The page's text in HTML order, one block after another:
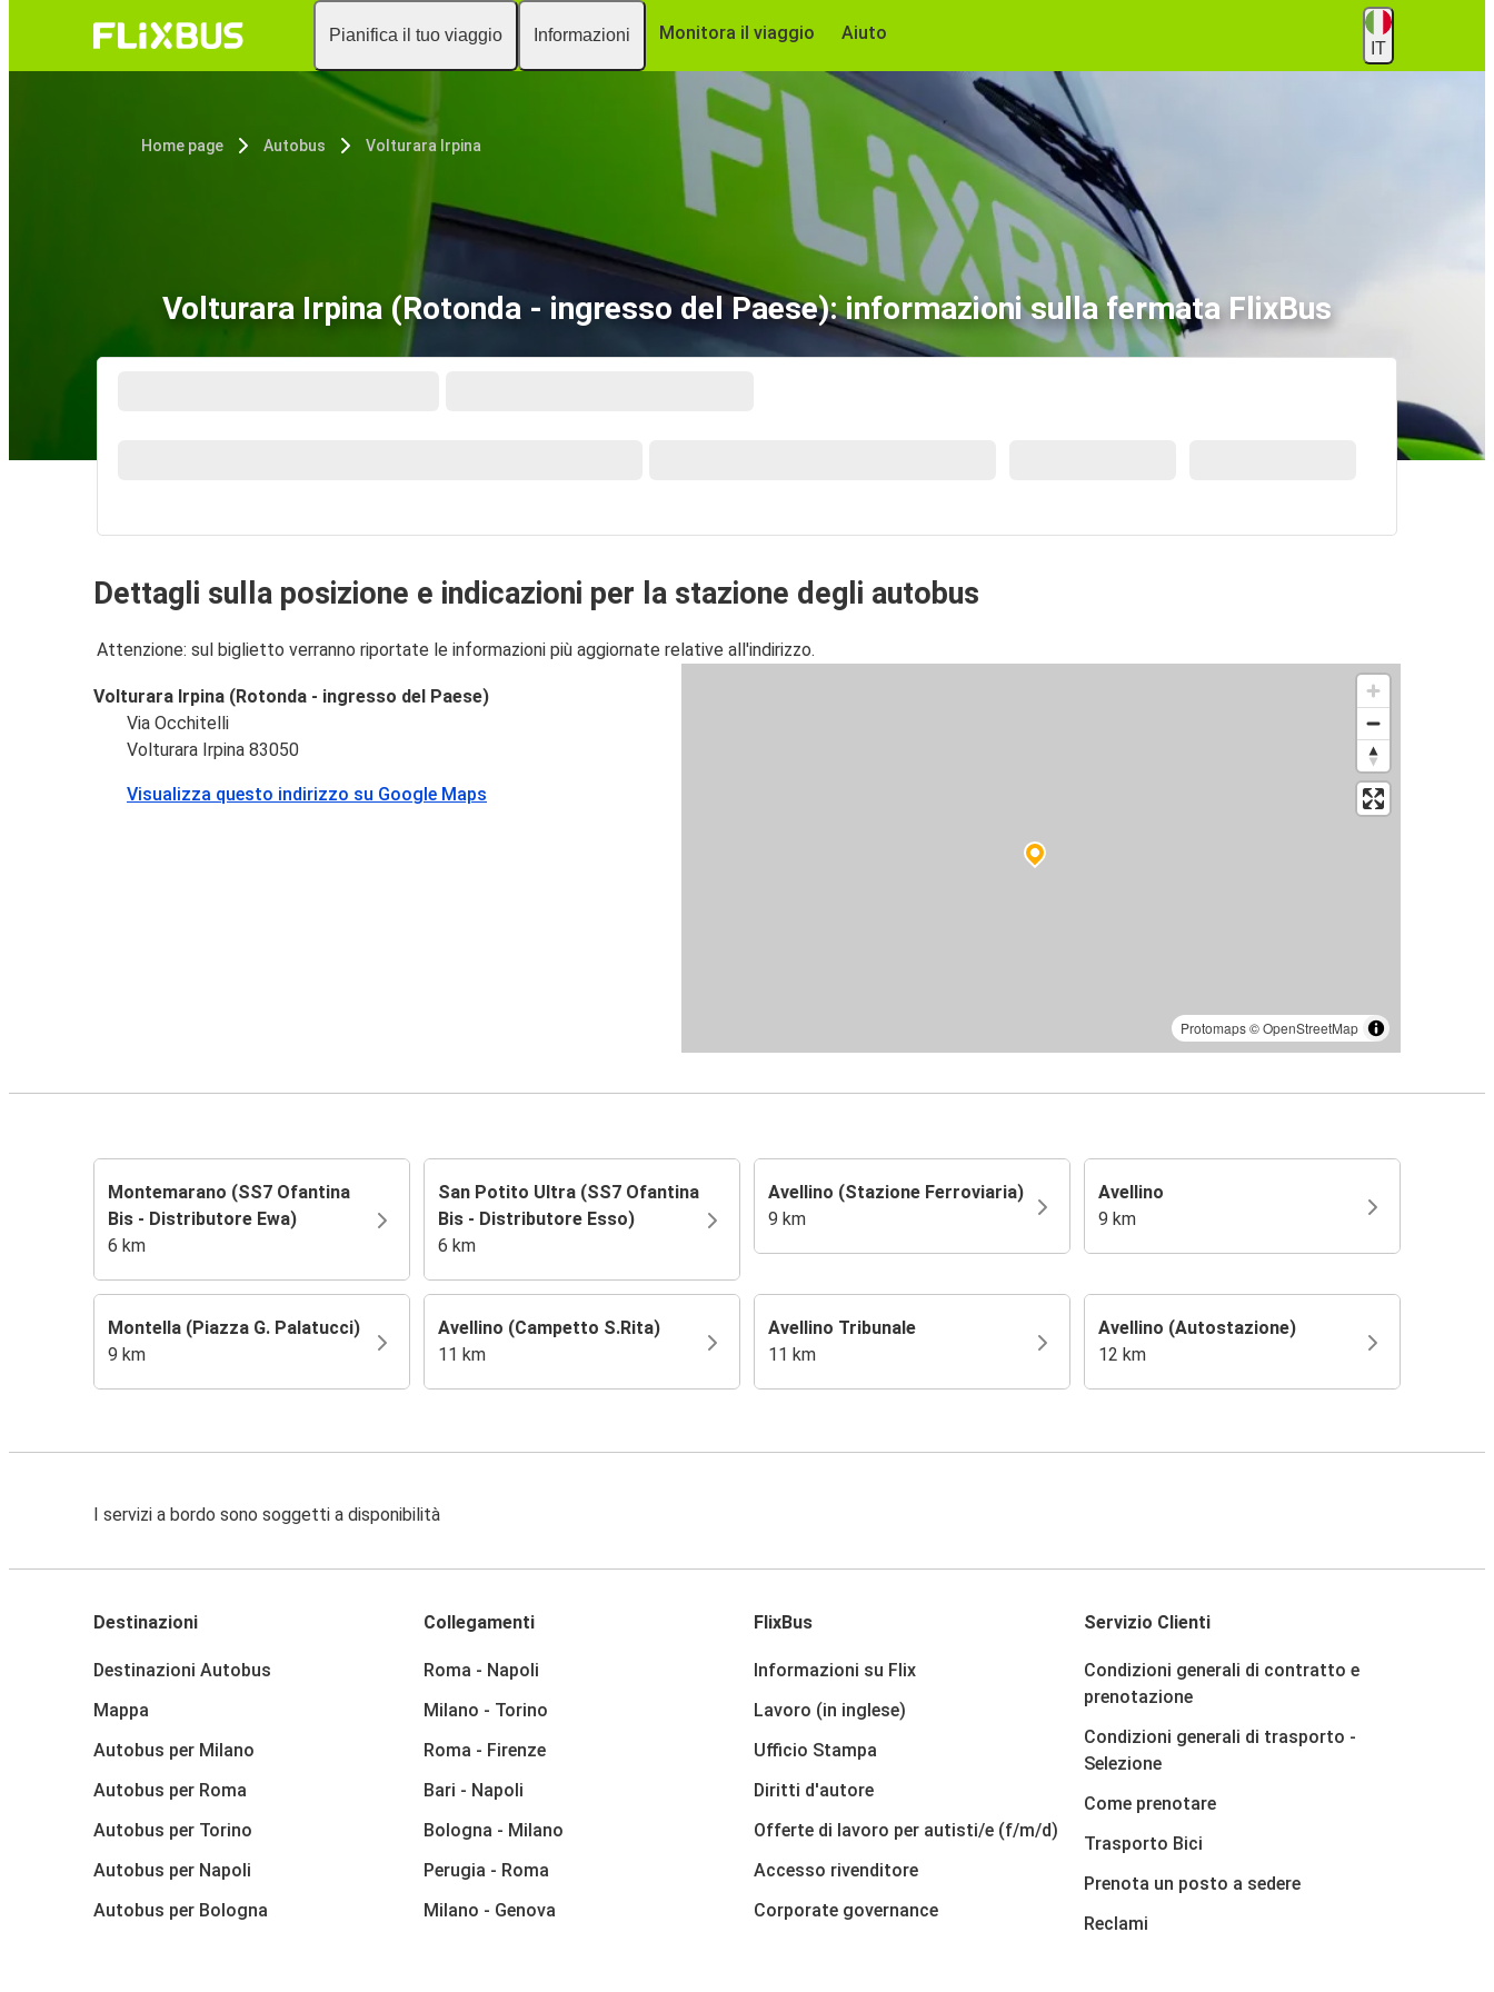
Pianifica il tuo viaggio Informazioni Monitora il viaggio Aiuto
IT
Home page Autobus Volturara Irpina
Volturara Irpina (Rotonda - ingresso del Paese): informazioni sulla fermata FlixBus
Dettagli sulla posizione e indicazioni per la stazione degli autobus
Attenzione: sul biglietto verranno riportate le informazioni più aggiornate relative all'indirizzo.
Protomaps©OpenStreetMap
Volturara Irpina (Rotonda - ingresso del Paese)
Via Occhitelli
Volturara Irpina 83050
Visualizza questo indirizzo su Google Maps
Montemarano (SS7 Ofantina
Bis - Distributore Ewa)
6 km
San Potito Ultra (SS7 Ofantina
Bis - Distributore Esso)
6 km
Avellino (Stazione Ferroviaria)
9 km
Avellino
9 km
Montella (Piazza G. Palatucci)
9 km
Avellino (Campetto S.Rita)
11 km
Avellino Tribunale
11 km
Avellino (Autostazione)
12 km
I servizi a bordo sono soggetti a disponibilità
Destinazioni
Destinazioni Autobus
Mappa
Autobus per Milano
Autobus per Roma
Autobus per Torino
Autobus per Napoli
Autobus per Bologna
Collegamenti
Roma - Napoli
Milano - Torino
Roma - Firenze
Bari - Napoli
Bologna - Milano
Perugia - Roma
Milano - Genova
FlixBus
Informazioni su Flix
Lavoro (in inglese)
Ufficio Stampa
Diritti d'autore
Offerte di lavoro per autisti/e (f/m/d)
Accesso rivenditore
Corporate governance
Servizio Clienti
Condizioni generali di contratto e
prenotazione
Condizioni generali di trasporto -
Selezione
Come prenotare
Trasporto Bici
Prenota un posto a sedere
Reclami